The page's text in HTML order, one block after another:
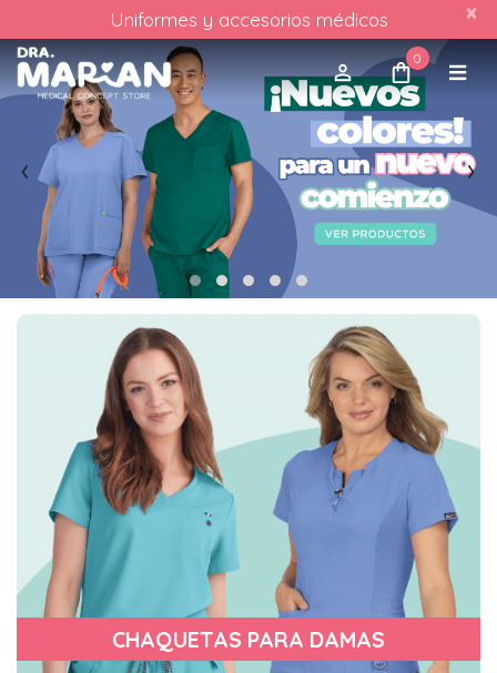
Uniformes y accesorios médicos ×
0
‹ ›
CHAQUETAS PARA DAMAS